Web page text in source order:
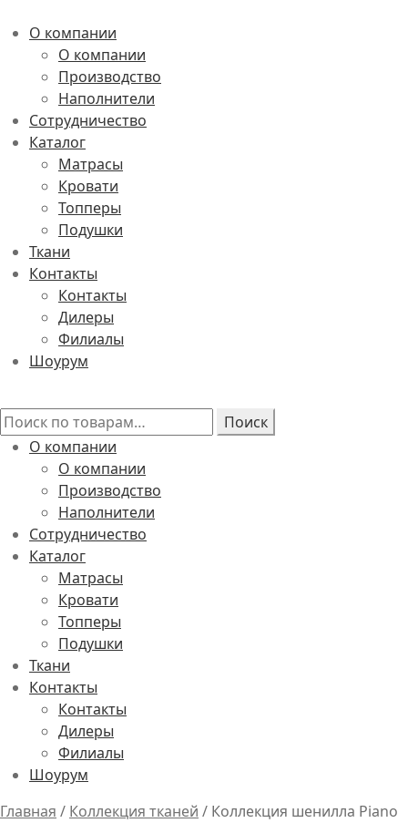
О компании
О компании
Производство
Наполнители
Сотрудничество
Каталог
Матрасы
Кровати
Топперы
Подушки
Ткани
Контакты
Контакты
Дилеры
Филиалы
Шоурум
Искать:
Поиск
О компании
О компании
Производство
Наполнители
Сотрудничество
Каталог
Матрасы
Кровати
Топперы
Подушки
Ткани
Контакты
Контакты
Дилеры
Филиалы
Шоурум
Главная / Коллекция тканей / Коллекция шенилла Piano